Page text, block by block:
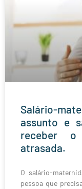
Salário-
assunto e
receber o
atrasada.
O salário-
pessoa que